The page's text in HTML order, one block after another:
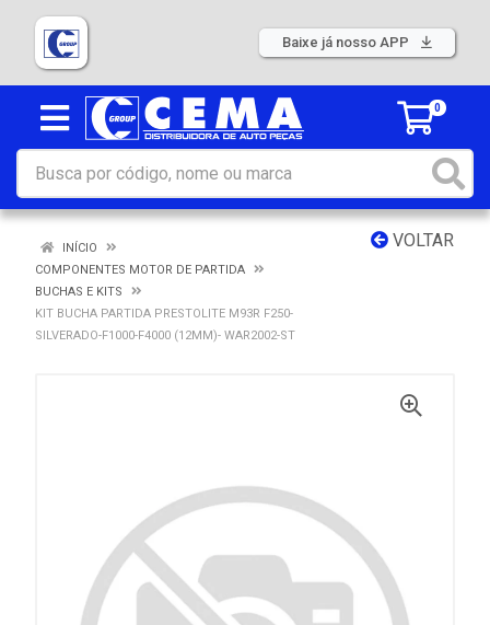
Baixe já nosso APP
0
VOLTAR
INÍCIO
COMPONENTES MOTOR DE PARTIDA
BUCHAS E KITS
KIT BUCHA PARTIDA PRESTOLITE M93R F250-
SILVERADO-F1000-F4000 (12MM)- WAR2002-ST